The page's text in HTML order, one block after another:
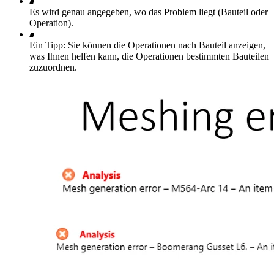
Es wird genau angegeben, wo das Problem liegt (Bauteil oder
Operation).
Ein Tipp: Sie können die Operationen nach Bauteil anzeigen,
was Ihnen helfen kann, die Operationen bestimmten Bauteilen
zuzuordnen.